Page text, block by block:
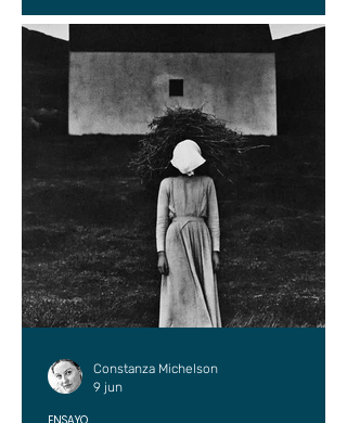
Constanza Michelson
9 jun